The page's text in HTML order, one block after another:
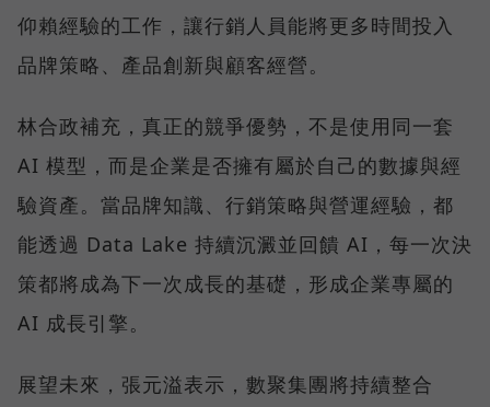
仰賴經驗的工作，讓行銷人員能將更多時間投入
品牌策略、產品創新與顧客經營。
林合政補充，真正的競爭優勢，不是使用同一套
AI 模型，而是企業是否擁有屬於自己的數據與經
驗資產。當品牌知識、行銷策略與營運經驗，都
能透過 Data Lake 持續沉澱並回饋 AI，每一次決
策都將成為下一次成長的基礎，形成企業專屬的
AI 成長引擎。
展望未來，張元溢表示，數聚集團將持續整合